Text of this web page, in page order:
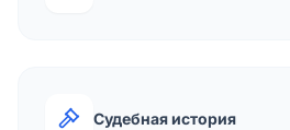
Судебная история